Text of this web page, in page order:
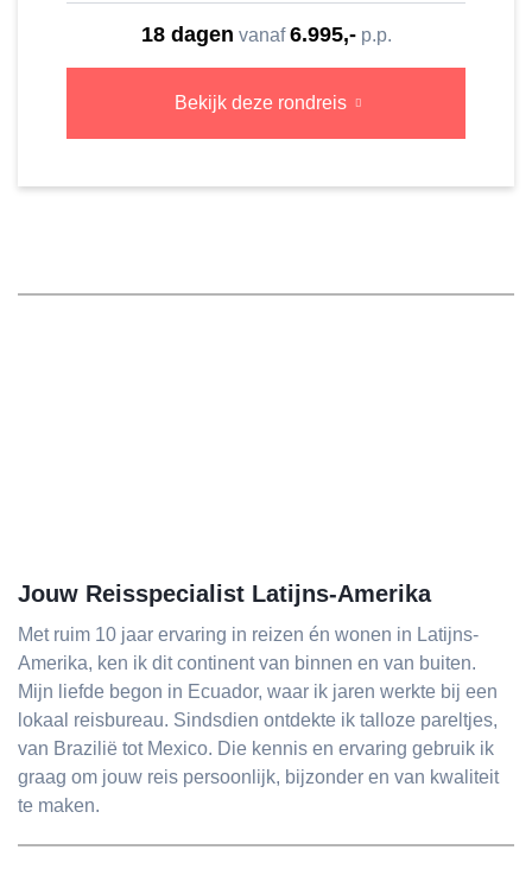
18 dagen vanaf6.995,-p.p.
Bekijk deze rondreis
Jouw Reisspecialist Latijns-Amerika
Met ruim 10 jaar ervaring in reizen én wonen in Latijns-
Amerika, ken ik dit continent van binnen en van buiten.
Mijn liefde begon in Ecuador, waar ik jaren werkte bij een
lokaal reisbureau. Sindsdien ontdekte ik talloze pareltjes,
van Brazilië tot Mexico. Die kennis en ervaring gebruik ik
graag om jouw reis persoonlijk, bijzonder en van kwaliteit
te maken.